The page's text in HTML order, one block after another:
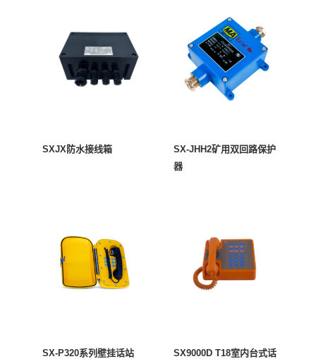
SXJX防水接线箱
SX-JHH2矿用双回路保护
器
SX-P320系列壁挂话站
SX9000D T18室内台式话